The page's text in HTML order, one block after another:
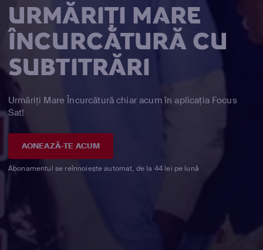
URMĂRIȚI MARE
ÎNCURCĂTURĂ CU
SUBTITRĂRI
Urmăriți Mare Încurcătură chiar acum în aplicația Focus
Sat!
AONEAZĂ-TE ACUM
Abonamentul se reînnoiește automat, de la 44 lei pe lună